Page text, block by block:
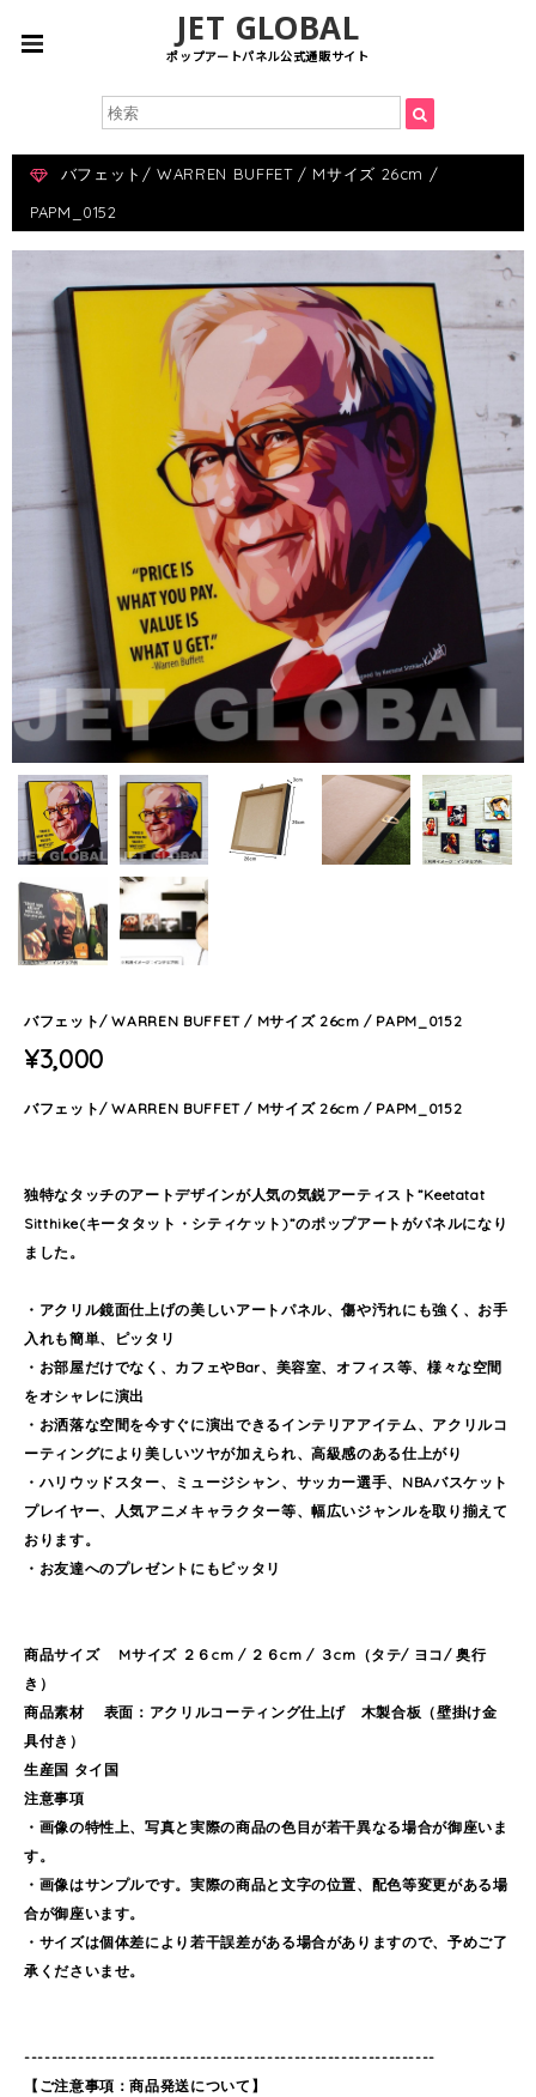
JET GLOBAL
ポップアートパネル公式通販サイト
バフェット/ WARREN BUFFET / Mサイズ 26cm /
PAPM_0152
バフェット/ WARREN BUFFET / Mサイズ 26cm / PAPM_0152
¥3,000
バフェット/ WARREN BUFFET / Mサイズ 26cm / PAPM_0152
独特なタッチのアートデザインが人気の気鋭アーティスト”Keetatat
Sitthike(キータタット・シティケット)”のポップアートがパネルになり
ました。
・アクリル鏡面仕上げの美しいアートパネル、傷や汚れにも強く、お手
入れも簡単、ピッタリ
・お部屋だけでなく、カフェやBar、美容室、オフィス等、様々な空間
をオシャレに演出
・お洒落な空間を今すぐに演出できるインテリアアイテム、アクリルコ
ーティングにより美しいツヤが加えられ、高級感のある仕上がり
・ハリウッドスター、ミュージシャン、サッカー選手、NBAバスケット
プレイヤー、人気アニメキャラクター等、幅広いジャンルを取り揃えて
おります。
・お友達へのプレゼントにもピッタリ
商品サイズ Mサイズ ２６cm / ２６cm / ３cm（タテ/ ヨコ/ 奥行
き）
商品素材 表面：アクリルコーティング仕上げ 木製合板（壁掛け金
具付き）
生産国 タイ国
注意事項
・画像の特性上、写真と実際の商品の色目が若干異なる場合が御座いま
す。
・画像はサンプルです。実際の商品と文字の位置、配色等変更がある場
合が御座います。
・サイズは個体差により若干誤差がある場合がありますので、予めご了
承くださいませ。
-------------------------------------------------------------
【ご注意事項：商品発送について】